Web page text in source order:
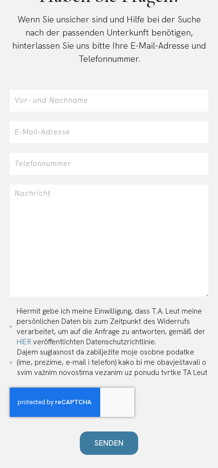
Wenn Sie unsicher sind und Hilfe bei der Suche
nach der passenden Unterkunft benötigen,
hinterlassen Sie uns bitte Ihre E-Mail-Adresse und
Telefonnummer.
Hiermit gebe ich meine Einwilligung, dass T.A. Leut meine
persönlichen Daten bis zum Zeitpunkt des Widerrufs
verarbeitet, um auf die Anfrage zu antworten, gemäß der
HIER veröffentlichten Datenschutzrichtlinie.
Dajem suglasnost da zabilježite moje osobne podatke
(ime, prezime, e-mail i telefon) kako bi me obavještavali o
svim važnim novostima vezanim uz ponudu tvrtke TA Leut
SENDEN